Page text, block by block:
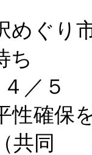
めぐり
ち
／５
確保
共同